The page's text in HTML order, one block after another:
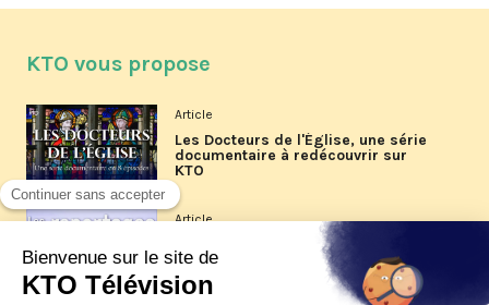
KTO vous propose
Article
Les Docteurs de l'Église, une série
documentaire à redécouvrir sur
KTO
Article
Les reportages d'été 2026 de KTO